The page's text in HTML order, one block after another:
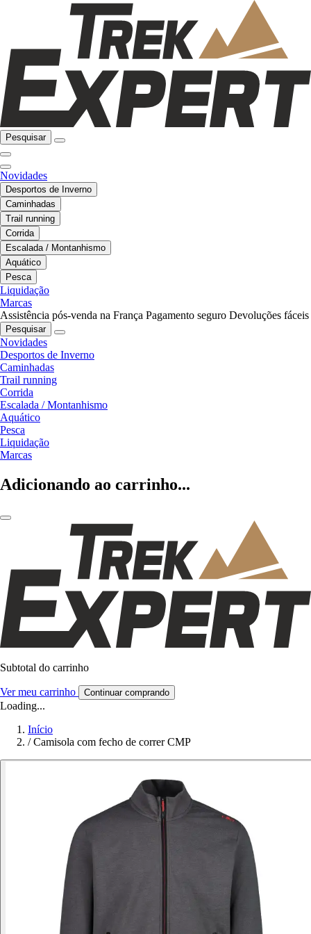
Pesquisar
Novidades
Desportos de Inverno
Caminhadas
Trail running
Corrida
Escalada / Montanhismo
Aquático
Pesca
Liquidação
Marcas
Assistência pós-venda na França Pagamento seguro Devoluções fáceis
Pesquisar
Novidades
Desportos de Inverno
Caminhadas
Trail running
Corrida
Escalada / Montanhismo
Aquático
Pesca
Liquidação
Marcas
Adicionando ao carrinho...
Subtotal do carrinho
Ver meu carrinho Continuar comprando
Loading...
Início
/ Camisola com fecho de correr CMP